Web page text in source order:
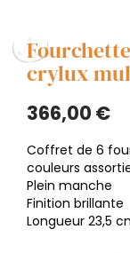
crylux
366,00 €
Coffret de 6
couleurs
Plein manche
Finition brillante
Longueur 23,5